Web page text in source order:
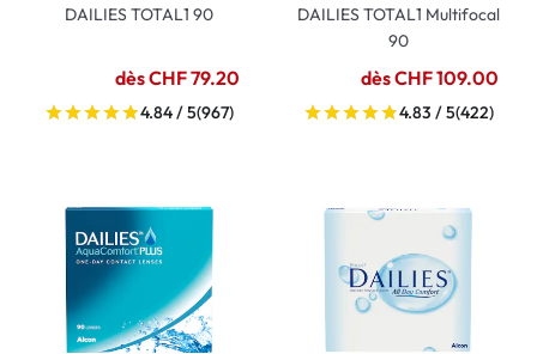
DAILIES TOTAL1 90
dès CHF 79.20
4.84 / 5(967)
DAILIES TOTAL1 Multifocal
90
dès CHF 109.00
4.83 / 5(422)